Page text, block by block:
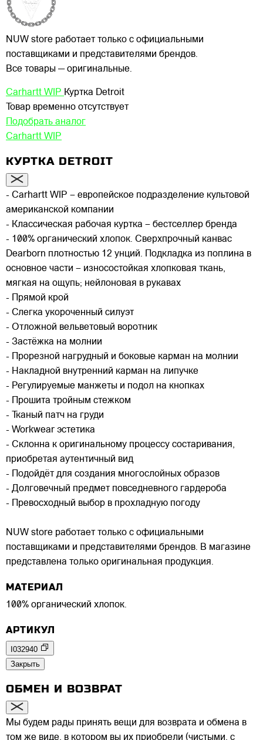
NUW store работает только с официальными
поставщиками и представителями брендов.
Все товары — оригинальные.
Carhartt WIP Куртка Detroit
Товар временно отсутствует
Подобрать аналог
Carhartt WIP
КУРТКА DETROIT
- Carhartt WIP – европейское подразделение культовой
американской компании
- Классическая рабочая куртка – бестселлер бренда
- 100% органический хлопок. Сверхпрочный канвас
Dearborn плотностью 12 унций. Подкладка из поплина в
основное части – износостойкая хлопковая ткань,
мягкая на ощупь; нейлоновая в рукавах
- Прямой крой
- Слегка укороченный силуэт
- Отложной вельветовый воротник
- Застёжка на молнии
- Прорезной нагрудный и боковые карман на молнии
- Накладной внутренний карман на липучке
- Регулируемые манжеты и подол на кнопках
- Прошита тройным стежком
- Тканый патч на груди
- Workwear эстетика
- Склонна к оригинальному процессу состаривания,
приобретая аутентичный вид
- Подойдёт для создания многослойных образов
- Долговечный предмет повседневного гардероба
- Превосходный выбор в прохладную погоду
NUW store работает только с официальными
поставщиками и представителями брендов. В магазине
представлена только оригинальная продукция.
МАТЕРИАЛ
100% органический хлопок.
АРТИКУЛ
I032940
Закрыть
ОБМЕН И ВОЗВРАТ
Мы будем рады принять вещи для возврата и обмена в
том же виде, в котором вы их приобрели (чистыми, с